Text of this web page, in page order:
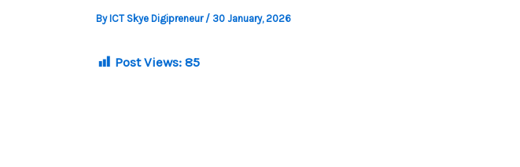
By ICT Skye Digipreneur / 30 January, 2026
Post Views: 85